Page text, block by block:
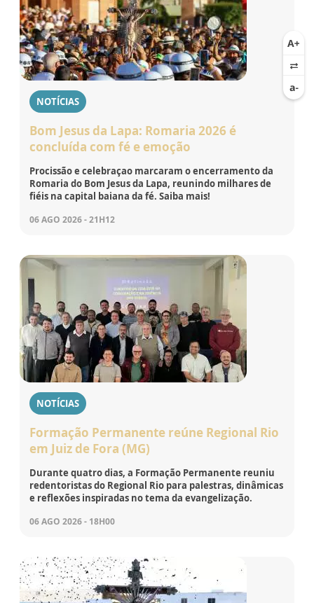
NOTÍCIAS
Bom Jesus da Lapa: Romaria 2026 é
concluída com fé e emoção
Procissão e celebraçao marcaram o encerramento da
Romaria do Bom Jesus da Lapa, reunindo milhares de
fiéis na capital baiana da fé. Saiba mais!
06 AGO 2026 - 21H12
NOTÍCIAS
Formação Permanente reúne Regional Rio
em Juiz de Fora (MG)
Durante quatro dias, a Formação Permanente reuniu
redentoristas do Regional Rio para palestras, dinâmicas
e reflexões inspiradas no tema da evangelização.
06 AGO 2026 - 18H00